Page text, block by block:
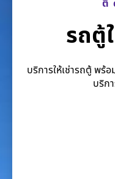
ติ
รถตู้
บริการให้เช่ารถตู้ พ
บริก